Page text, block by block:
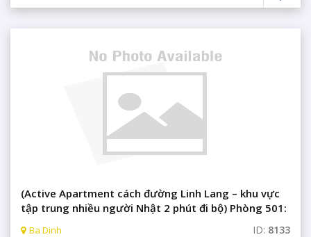
(Active Apartment cách đường Linh Lang – khu vực
tập trung nhiều người Nhật 2 phút đi bộ) Phòng 501:
Ba Dinh ID: 8133